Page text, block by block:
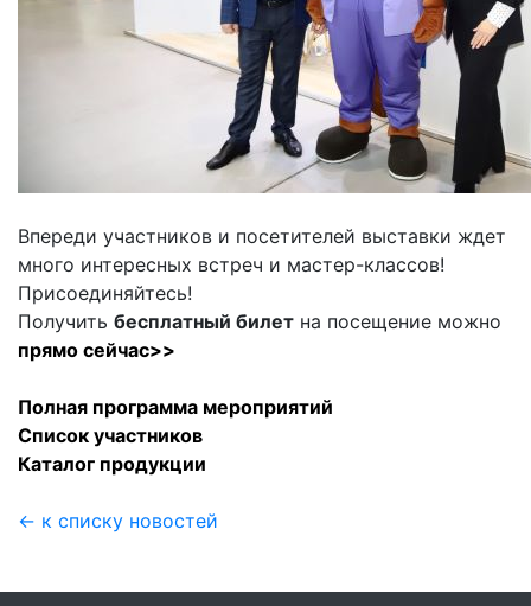
Впереди участников и посетителей выставки ждет
много интересных встреч и мастер-классов!
Присоединяйтесь!
Получить бесплатный билет на посещение можно
прямо сейчас>>
Полная программа мероприятий
Список участников
Каталог продукции
← к списку новостей